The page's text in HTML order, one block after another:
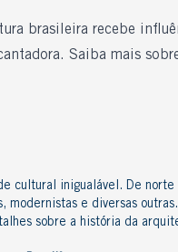
brasileira recebe
Saiba mais
cultural inigualável. De
modernistas e diversas outras.
sobre a história da